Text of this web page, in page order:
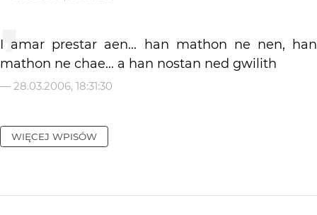
I amar prestar aen... han mathon ne nen, han
mathon ne chae... a han nostan ned gwilith
— 28.03.2006, 18:31:30
WIĘCEJ WPISÓW